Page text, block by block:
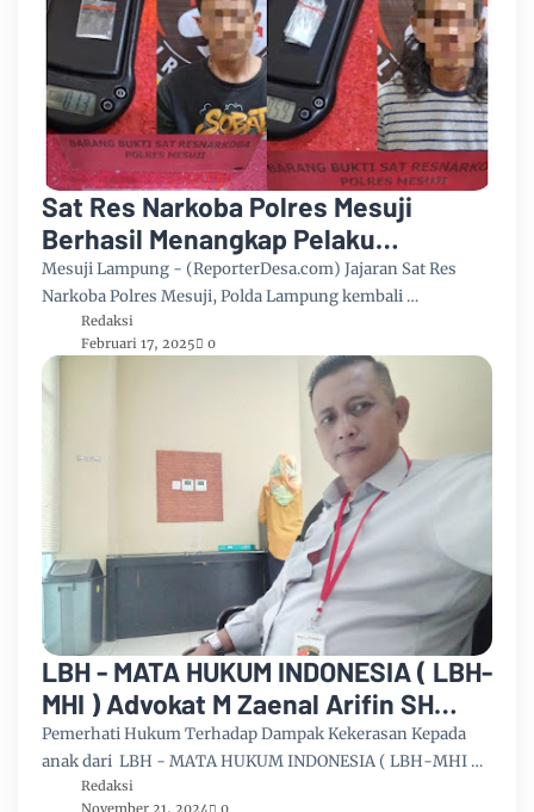
Sat Res Narkoba Polres Mesuji
Berhasil Menangkap Pelaku
Penyalahgunaan Narkotika
Mesuji Lampung - (ReporterDesa.com) Jajaran Sat Res
Narkoba Polres Mesuji, Polda Lampung kembali …
Redaksi
Februari 17, 2025
0
LBH - MATA HUKUM INDONESIA ( LBH-
MHI ) Advokat M Zaenal Arifin SH
Menyayangkan Kekerasan Kepada
Anak Sampai Di Setrum
Pemerhati Hukum Terhadap Dampak Kekerasan Kepada
anak dari LBH - MATA HUKUM INDONESIA ( LBH-MHI …
Redaksi
November 21, 2024
0